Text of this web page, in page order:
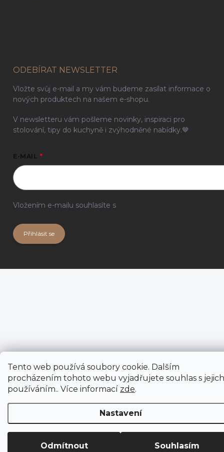
Tento web používá soubory cookie. Dalším
procházením tohoto webu vyjadřujete souhlas s jejich
používáním.. Více informací zde.
Nastavení
Odmítnout Souhlasím
ODEBÍRAT NEWSLETTER
Vložte svůj e-mail a my vám budeme zasílat informace o
nových produktech na našem e-shopu.
V newsletteru vám pošleme novinky, inspiraci pro
stolování, tipy do kuchyně i zvýhodněné nabídky.🤎
E-MAIL
Vložením e-mailu souhlasíte s
Přihlásit se